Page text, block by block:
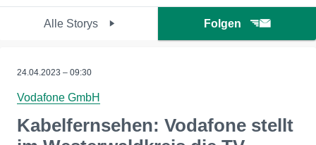
Alle Storys Folgen
24.04.2023 – 09:30
Vodafone GmbH
Kabelfernsehen: Vodafone stellt